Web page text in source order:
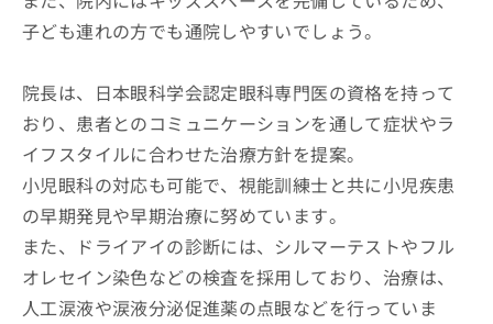
子ども連れの方でも通院しやすいでしょう。
院長は、日本眼科学会認定眼科専門医の資格を持って
おり、患者とのコミュニケーションを通して症状やラ
イフスタイルに合わせた治療方針を提案。
小児眼科の対応も可能で、視能訓練士と共に小児疾患
の早期発見や早期治療に努めています。
また、ドライアイの診断には、シルマーテストやフル
オレセイン染色などの検査を採用しており、治療は、
人工涙液や涙液分泌促進薬の点眼などを行っていま